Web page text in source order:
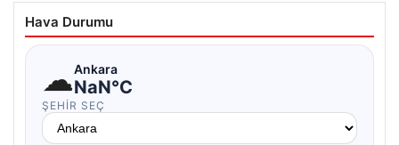
Hava Durumu
☁Ankara
NaN°C
ŞEHIR SEÇ